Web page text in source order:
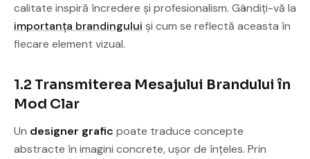
calitate inspiră încredere și profesionalism. Gândiți-vă la
importanța brandingului și cum se reflectă aceasta în
fiecare element vizual.
1.2 Transmiterea Mesajului Brandului în
Mod Clar
Un designer grafic poate traduce concepte
abstracte în imagini concrete, ușor de înțeles. Prin